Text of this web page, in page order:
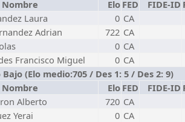
Nombre Elo FED FIDE-ID
Laura 0 CA
Adrian 722 CA
0 CA
Francisco Miguel 0 CA
(Elo medio:705 / Des 1: 5 / Des 2: 9)
Nombre Elo FED FIDE-ID
Alberto 720 CA
Yerai 0 CA